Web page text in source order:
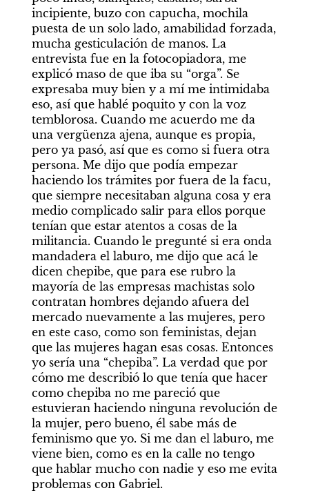
incipiente, buzo con capucha, mochila
puesta de un solo lado, amabilidad forzada,
mucha gesticulación de manos. La
entrevista fue en la fotocopiadora, me
explicó maso de que iba su “orga”. Se
expresaba muy bien y a mí me intimidaba
eso, así que hablé poquito y con la voz
temblorosa. Cuando me acuerdo me da
una vergüenza ajena, aunque es propia,
pero ya pasó, así que es como si fuera otra
persona. Me dijo que podía empezar
haciendo los trámites por fuera de la facu,
que siempre necesitaban alguna cosa y era
medio complicado salir para ellos porque
tenían que estar atentos a cosas de la
militancia. Cuando le pregunté si era onda
mandadera el laburo, me dijo que acá le
dicen chepibe, que para ese rubro la
mayoría de las empresas machistas solo
contratan hombres dejando afuera del
mercado nuevamente a las mujeres, pero
en este caso, como son feministas, dejan
que las mujeres hagan esas cosas. Entonces
yo sería una “chepiba”. La verdad que por
cómo me describió lo que tenía que hacer
como chepiba no me pareció que
estuvieran haciendo ninguna revolución de
la mujer, pero bueno, él sabe más de
feminismo que yo. Si me dan el laburo, me
viene bien, como es en la calle no tengo
que hablar mucho con nadie y eso me evita
problemas con Gabriel.